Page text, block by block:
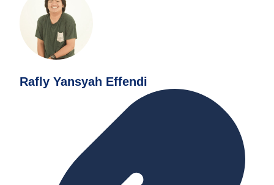
Rafly Yansyah Effendi